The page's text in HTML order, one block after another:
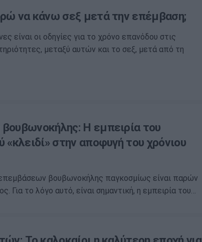
να κάνω σεξ μετά την επέμβαση;
είναι οι οδηγίες για το χρόνο επανόδου στις
μεταξύ αυτών και το σεξ, μετά από τη
Η εμπειρία του
«κλειδί» στην αποφυγή του χρόνιου
βουβωνοκήλης παγκοσμίως είναι παρών
Για το λόγο αυτό, είναι σημαντική, η εμπειρία του…